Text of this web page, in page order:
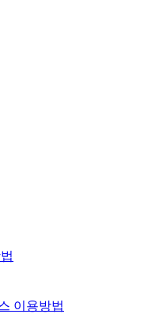
이용방법